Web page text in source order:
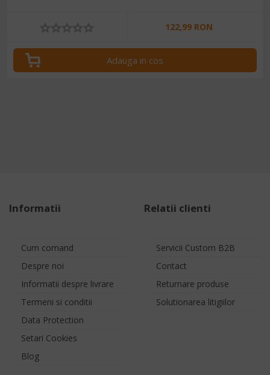
122,99 RON
Adauga in cos
Informatii
Cum comand
Despre noi
Informatii despre livrare
Termeni si conditii
Data Protection
Setari Cookies
Blog
Relatii clienti
Servicii Custom B2B
Contact
Returnare produse
Solutionarea litigiilor